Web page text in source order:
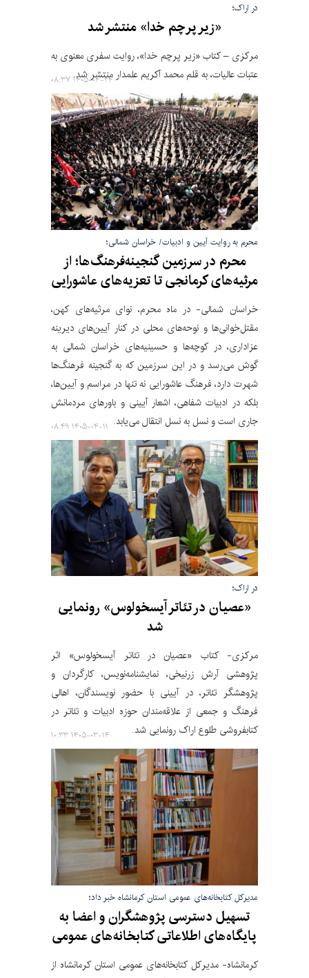
در اراک؛
«زیر پرچم خدا» منتشر شد
مرکزی‌ – کتاب «زیر پرچم خدا»، روایت سفری معنوی به
عتبات عالیات، به قلم محمد آکریم علمدار منتشر شد.
۱۴۰۵-۰۴-۲۴ ۰۸:۳۷
محرم به روایت آیین و ادبیات/ خراسان شمالی؛
محرم در سرزمین گنجینه‌فرهنگ‌ها؛ از
مرثیه‌های کرمانجی تا تعزیه‌های عاشورایی
خراسان شمالی- در ماه محرم، نوای مرثیه‌های کهن،
مقتل‌خوانی‌ها و نوحه‌های محلی در کنار آیین‌های دیرینه
عزاداری، در کوچه‌ها و حسینیه‌های خراسان شمالی به
گوش می‌رسد و در این سرزمین که به گنجینه فرهنگ‌ها
شهرت دارد، فرهنگ عاشورایی نه تنها در مراسم و آیین‌ها،
بلکه در ادبیات شفاهی، اشعار آیینی و باورهای مردمانش
جاری است و نسل به نسل انتقال می‌یابد. ۱۴۰۵-۰۴-۱۱ ۰۸:۴۹
در اراک؛
«عصیان در تئاتر آیسخولوس» رونمایی
شد
مرکزی- کتاب «عصیان در تئاتر آیسخولوس» اثر
پژوهشی آرش زرنیخی، نمایشنامه‌نویس، کارگردان و
پژوهشگر تئاتر، در آیینی با حضور نویسندگان، اهالی
فرهنگ و جمعی از علاقه‌مندان حوزه ادبیات و تئاتر در
کتابفروشی طلوع اراک رونمایی شد.
۱۴۰۵-۰۳-۱۴ ۱۰:۳۳
مدیرکل کتابخانه‌های عمومی استان کرمانشاه خبر داد؛
تسهیل دسترسی پژوهشگران و اعضا به
پایگاه‌های اطلاعاتی کتابخانه‌های عمومی
کرمانشاه- مدیرکل کتابخانه‌های عمومی استان کرمانشاه از